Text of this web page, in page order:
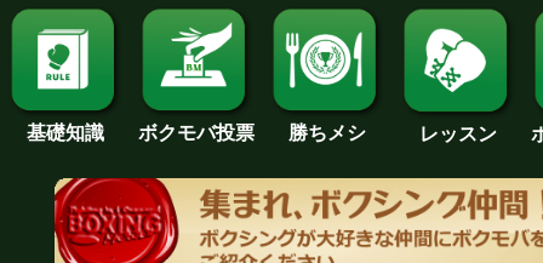
基礎知識 ボクモバ投票 勝ちメシ レッスン